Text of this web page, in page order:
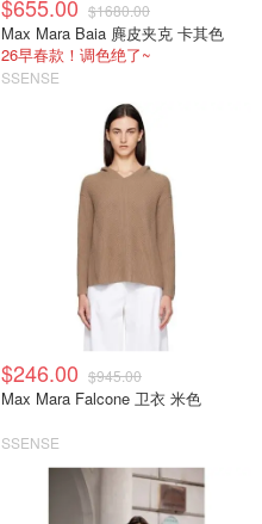
$655.00 $1680.00
Max Mara Baia 麂皮夹克 卡其色
26早春款！调色绝了~
SSENSE
$246.00 $945.00
Max Mara Falcone 卫衣 米色
SSENSE